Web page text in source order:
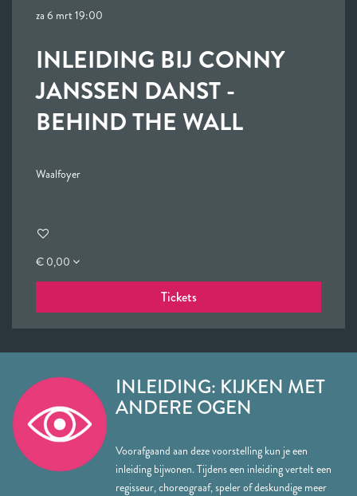
INLEIDING BIJ CONNY
JANSSEN DANST -
BEHIND THE WALL
za 6 mrt19:00
Waalfoyer
€ 0,00
Tickets
INLEIDING: KIJKEN MET
ANDERE OGEN
Voorafgaand aan deze voorstelling kun je een
inleiding bijwonen. Tijdens een inleiding vertelt een
regisseur, choreograaf, speler of deskundige meer